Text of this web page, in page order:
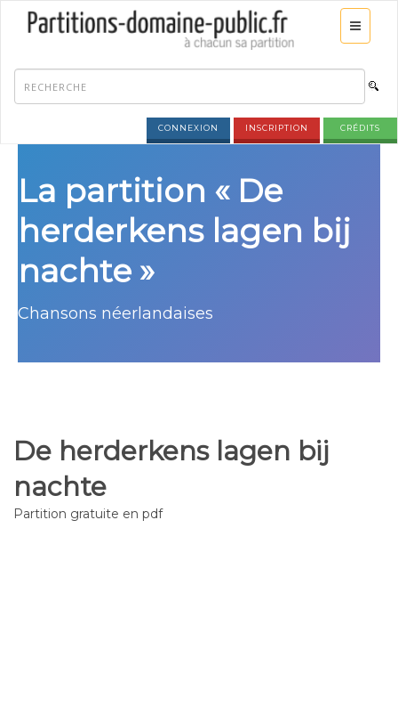
CONNEXION INSCRIPTION CRÉDITS
La partition « De
herderkens lagen bij
nachte »
Chansons néerlandaises
De herderkens lagen bij
nachte
Partition gratuite en pdf